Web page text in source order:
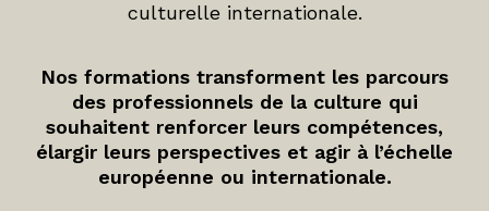
culturelle internationale.
Nos formations transforment les parcours
des professionnels de la culture qui
souhaitent renforcer leurs compétences,
élargir leurs perspectives et agir à l’échelle
européenne ou internationale.